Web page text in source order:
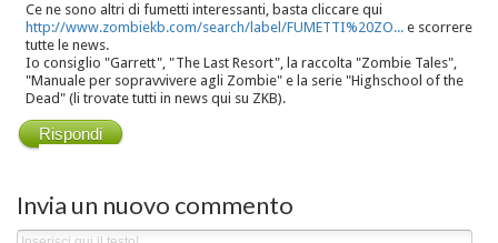
Ce ne sono altri di fumetti interessanti, basta cliccare qui
http://www.zombiekb.com/search/label/FUMETTI%20ZO... e scorrere
tutte le news.
Io consiglio "Garrett", "The Last Resort", la raccolta "Zombie Tales",
"Manuale per sopravvivere agli Zombie" e la serie "Highschool of the
Dead" (li trovate tutti in news qui su ZKB).
Rispondi
Invia un nuovo commento